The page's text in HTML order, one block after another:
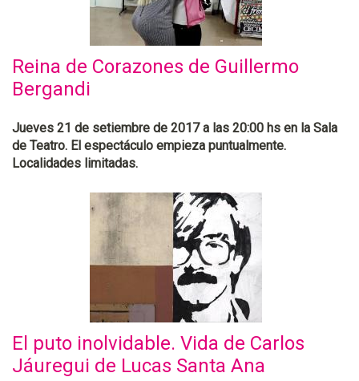
Reina de Corazones de Guillermo
Bergandi
Jueves 21 de setiembre de 2017 a las 20:00 hs en la Sala
de Teatro. El espectáculo empieza puntualmente.
Localidades limitadas.
El puto inolvidable. Vida de Carlos
Jáuregui de Lucas Santa Ana